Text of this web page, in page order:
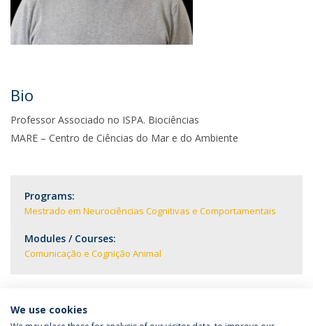
Bio
Professor Associado no ISPA. Biociências
MARE – Centro de Ciências do Mar e do Ambiente
Programs:
Mestrado em Neurociências Cognitivas e Comportamentais
Modules / Courses:
Comunicação e Cognição Animal
We use cookies